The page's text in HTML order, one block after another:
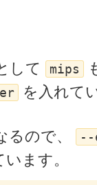
して mips
を入れて
るので、 --
ます。